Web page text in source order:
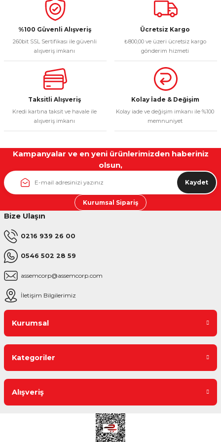
Ürün bilgilerinde hatalar bulunuyor.
Ürün fiyatı diğer sitelerden daha pahalı.
Bu ürüne benzer farklı alternatifler olmalı.
%100 Güvenli Alışveriş
260bit SSL Sertifikası ile güvenli
alışveriş imkanı
Ücretsiz Kargo
₺800,00 ve üzeri ücretsiz kargo
gönderim hizmeti
Taksitli Alışveriş
Kredi kartına taksit ve havale ile
alışveriş imkanı
Kolay İade & Değişim
Kolay iade ve değişim imkanı ile %100
memnuniyet
Kampanyalar ve en yeni ürünlerimizden haberiniz
olsun,
Kaydet
Kurumsal Sipariş
Bize Ulaşın
0216 939 26 00
0546 502 28 59
assemcorp@assemcorp.com
İletişim Bilgilerimiz
Kurumsal
Kategoriler
Alışveriş